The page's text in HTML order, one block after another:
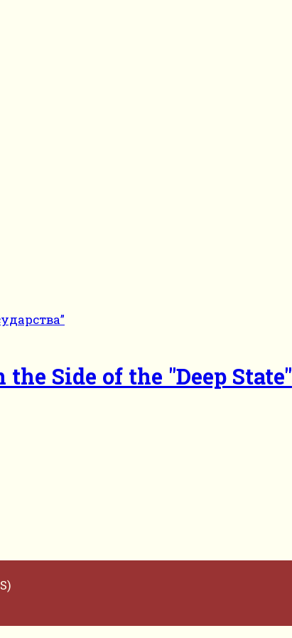
Side of the "Deep State"